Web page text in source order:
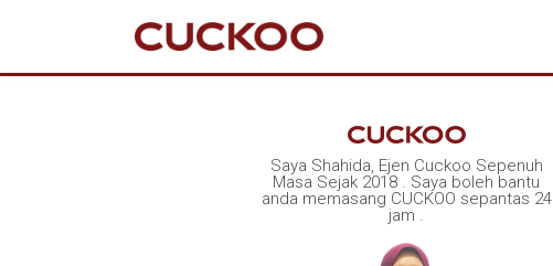
Saya Shahida, Ejen Cuckoo Sepenuh
Masa Sejak 2018 . Saya boleh bantu
anda memasang CUCKOO sepantas 24
jam .